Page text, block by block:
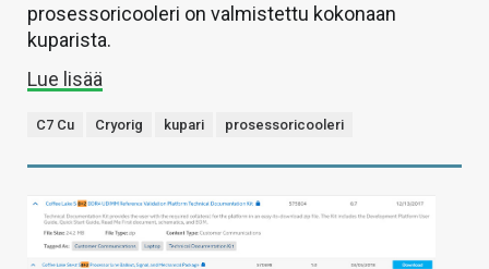
prosessoricooleri on valmistettu kokonaan
kuparista.
Lue lisää
C7 Cu Cryorig kupari prosessoricooleri